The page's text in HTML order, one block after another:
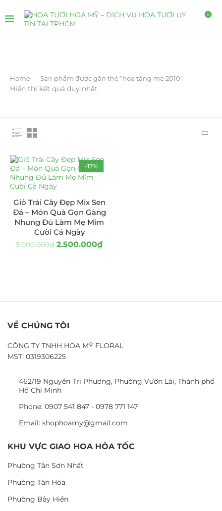
0
Home Sản phẩm được gắn thẻ “hoa tặng mẹ 2010”
Hiển thị kết quả duy nhất
-17%
Giỏ Trái Cây Đẹp Mix Sen
Đá – Món Quà Gọn Gàng
Nhưng Đủ Làm Mẹ Mỉm
Cười Cả Ngày
3.000.000₫ 2.500.000₫
VỀ CHÚNG TÔI
CÔNG TY TNHH HOA MỸ FLORAL
MST: 0319306225
462/19 Nguyễn Tri Phương, Phường Vườn Lài, Thành phố
Hồ Chí Minh
Phone: 0907 541 847 - 0978 771 147
Email: shophoamy@gmail.com
KHU VỰC GIAO HOA HỎA TỐC
Phường Tân Sơn Nhất
Phường Tân Hòa
Phường Bảy Hiền